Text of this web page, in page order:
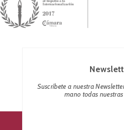
Suscríbete a nuestra
mano todas nuestras